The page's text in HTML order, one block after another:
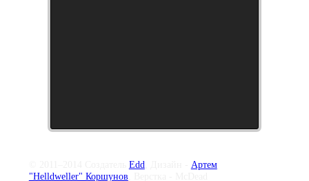
Edd
Артем
"Helldweller" Коршунов